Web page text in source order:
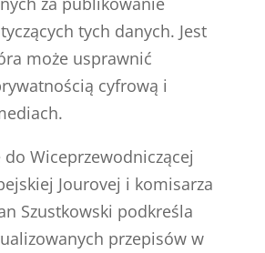
tych danych. Jest
może usprawnić
cyfrową i
Wiceprzewodniczącej
Jourovej i komisarza
Szustkowski podkreśla
przepisów w